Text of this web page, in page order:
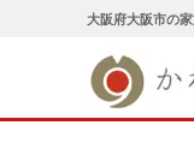
大阪府大阪市の